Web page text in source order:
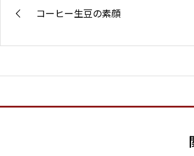
コーヒー生豆の素顔